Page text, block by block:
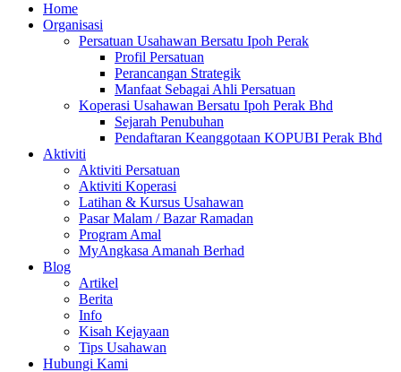
Home
Organisasi
Persatuan Usahawan Bersatu Ipoh Perak
Profil Persatuan
Perancangan Strategik
Manfaat Sebagai Ahli Persatuan
Koperasi Usahawan Bersatu Ipoh Perak Bhd
Sejarah Penubuhan
Pendaftaran Keanggotaan KOPUBI Perak Bhd
Aktiviti
Aktiviti Persatuan
Aktiviti Koperasi
Latihan & Kursus Usahawan
Pasar Malam / Bazar Ramadan
Program Amal
MyAngkasa Amanah Berhad
Blog
Artikel
Berita
Info
Kisah Kejayaan
Tips Usahawan
Hubungi Kami